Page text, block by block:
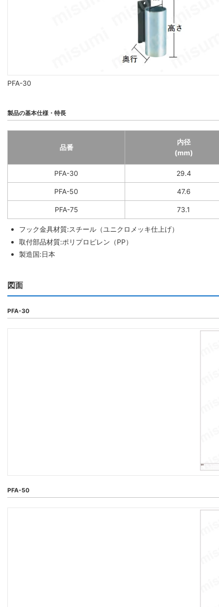
PFA-30
製品の基本仕様・特長
品番
内径
(mm)
PFA-30 29.4
PFA-50 47.6
PFA-75 73.1
フック金具材質:スチール（ユニクロメッキ仕上げ）
取付部品材質:ポリプロピレン（PP）
製造国:日本
図面
PFA-30
PFA-50